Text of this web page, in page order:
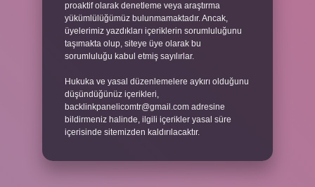
proaktif olarak denetleme veya araştırma
yükümlülüğümüz bulunmamaktadır. Ancak,
üyelerimiz yazdıkları içeriklerin sorumluluğunu
taşımakta olup, siteye üye olarak bu
sorumluluğu kabul etmiş sayılırlar.
Hukuka ve yasal düzenlemelere aykırı olduğunu
düşündüğünüz içerikleri,
backlinkpanelicomtr@gmail.com adresine
bildirmeniz halinde, ilgili içerikler yasal süre
içerisinde sitemizden kaldırılacaktır.